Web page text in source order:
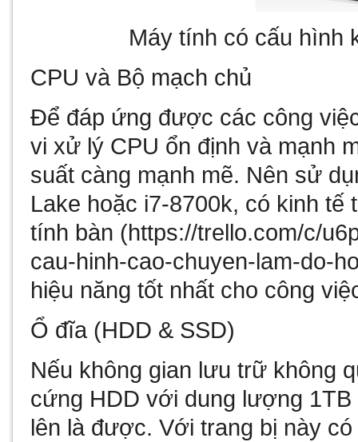
Máy tính có cấu hình
CPU và Bộ mạch chủ
Để đáp ứng được các công
vi xử lý CPU ổn định và mạnh
suất càng mạnh mẽ. Nên sử
Lake hoặc i7-8700k, có kinh
tính bàn (https://trello.com/c/
cau-hinh-cao-chuyen-lam-do-
hiệu năng tốt nhất cho công
Ổ đĩa (HDD & SSD)
Nếu không gian lưu trữ không
cứng HDD với dung lượng
lên là được. Với trang bị này